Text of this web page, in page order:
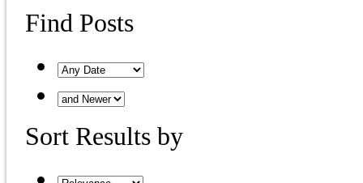
Find Posts
Sort Results by